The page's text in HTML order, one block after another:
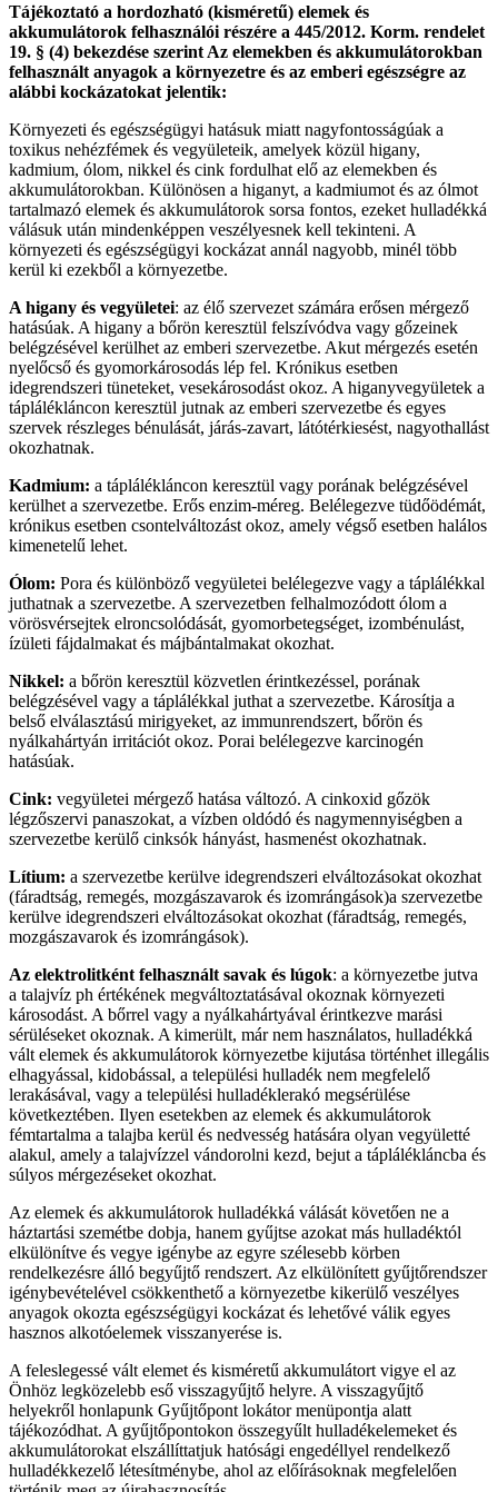
Tájékoztató a hordozható (kisméretű) elemek és
akkumulátorok felhasználói részére a 445/2012. Korm. rendelet
19. § (4) bekezdése szerint Az elemekben és akkumulátorokban
felhasznált anyagok a környezetre és az emberi egészségre az
alábbi kockázatokat jelentik:
Környezeti és egészségügyi hatásuk miatt nagyfontosságúak a
toxikus nehézfémek és vegyületeik, amelyek közül higany,
kadmium, ólom, nikkel és cink fordulhat elő az elemekben és
akkumulátorokban. Különösen a higanyt, a kadmiumot és az ólmot
tartalmazó elemek és akkumulátorok sorsa fontos, ezeket hulladékká
válásuk után mindenképpen veszélyesnek kell tekinteni. A
környezeti és egészségügyi kockázat annál nagyobb, minél több
kerül ki ezekből a környezetbe.
A higany és vegyületei: az élő szervezet számára erősen mérgező
hatásúak. A higany a bőrön keresztül felszívódva vagy gőzeinek
belégzésével kerülhet az emberi szervezetbe. Akut mérgezés esetén
nyelőcső és gyomorkárosodás lép fel. Krónikus esetben
idegrendszeri tüneteket, vesekárosodást okoz. A higanyvegyületek a
táplálékláncon keresztül jutnak az emberi szervezetbe és egyes
szervek részleges bénulását, járás-zavart, látótérkiesést, nagyothallást
okozhatnak.
Kadmium: a táplálékláncon keresztül vagy porának belégzésével
kerülhet a szervezetbe. Erős enzim-méreg. Belélegezve tüdőödémát,
krónikus esetben csontelváltozást okoz, amely végső esetben halálos
kimenetelű lehet.
Ólom: Pora és különböző vegyületei belélegezve vagy a táplálékkal
juthatnak a szervezetbe. A szervezetben felhalmozódott ólom a
vörösvérsejtek elroncsolódását, gyomorbetegséget, izombénulást,
ízületi fájdalmakat és májbántalmakat okozhat.
Nikkel: a bőrön keresztül közvetlen érintkezéssel, porának
belégzésével vagy a táplálékkal juthat a szervezetbe. Károsítja a
belső elválasztású mirigyeket, az immunrendszert, bőrön és
nyálkahártyán irritációt okoz. Porai belélegezve karcinogén
hatásúak.
Cink: vegyületei mérgező hatása változó. A cinkoxid gőzök
légzőszervi panaszokat, a vízben oldódó és nagymennyiségben a
szervezetbe kerülő cinksók hányást, hasmenést okozhatnak.
Lítium: a szervezetbe kerülve idegrendszeri elváltozásokat okozhat
(fáradtság, remegés, mozgászavarok és izomrángások)a szervezetbe
kerülve idegrendszeri elváltozásokat okozhat (fáradtság, remegés,
mozgászavarok és izomrángások).
Az elektrolitként felhasznált savak és lúgok: a környezetbe jutva
a talajvíz ph értékének megváltoztatásával okoznak környezeti
károsodást. A bőrrel vagy a nyálkahártyával érintkezve marási
sérüléseket okoznak. A kimerült, már nem használatos, hulladékká
vált elemek és akkumulátorok környezetbe kijutása történhet illegális
elhagyással, kidobással, a települési hulladék nem megfelelő
lerakásával, vagy a települési hulladéklerakó megsérülése
következtében. Ilyen esetekben az elemek és akkumulátorok
fémtartalma a talajba kerül és nedvesség hatására olyan vegyületté
alakul, amely a talajvízzel vándorolni kezd, bejut a táplálékláncba és
súlyos mérgezéseket okozhat.
Az elemek és akkumulátorok hulladékká válását követően ne a
háztartási szemétbe dobja, hanem gyűjtse azokat más hulladéktól
elkülönítve és vegye igénybe az egyre szélesebb körben
rendelkezésre álló begyűjtő rendszert. Az elkülönített gyűjtőrendszer
igénybevételével csökkenthető a környezetbe kikerülő veszélyes
anyagok okozta egészségügyi kockázat és lehetővé válik egyes
hasznos alkotóelemek visszanyerése is.
A feleslegessé vált elemet és kisméretű akkumulátort vigye el az
Önhöz legközelebb eső visszagyűjtő helyre. A visszagyűjtő
helyekről honlapunk Gyűjtőpont lokátor menüpontja alatt
tájékozódhat. A gyűjtőpontokon összegyűlt hulladékelemeket és
akkumulátorokat elszállíttatjuk hatósági engedéllyel rendelkező
hulladékkezelő létesítménybe, ahol az előírásoknak megfelelően